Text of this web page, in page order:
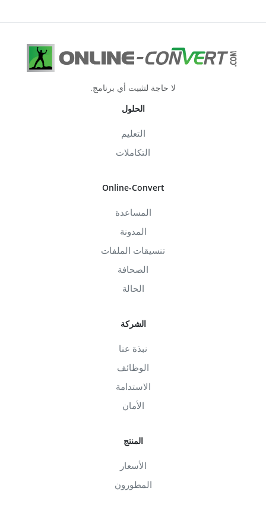
لا حاجة لتثبيت أي برنامج.
الحلول
التعليم
التكاملات
Online-Convert
المساعدة
المدونة
تنسيقات الملفات
الصحافة
الحالة
الشركة
نبذة عنا
الوظائف
الاستدامة
الأمان
المنتج
الأسعار
المطورون